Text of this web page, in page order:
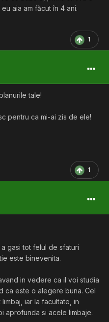
aia am făcut în 4 ani.
1
tale!
pentru ca mi-ai zis de ele!
1
gasi tot felul de sfaturi
este binevenita.
in vedere ca il voi studia
ca este o alegere buna. Cel
iar la facultate, in
aprofunda si acele limbaje.